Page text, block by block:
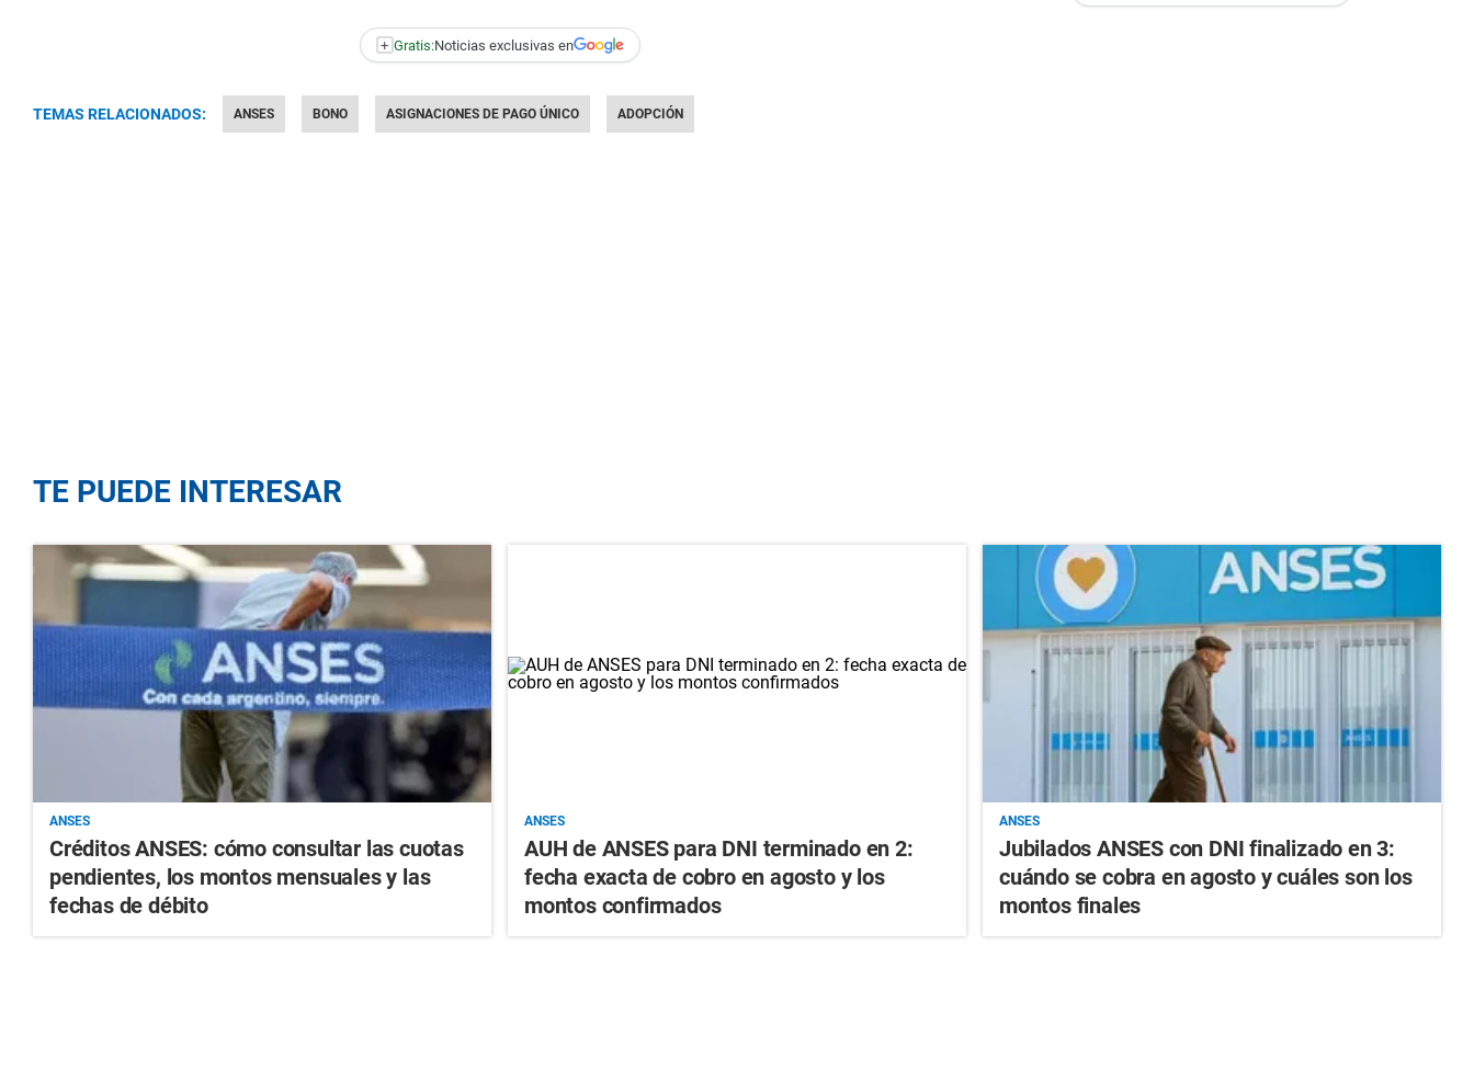
+ Gratis:Noticias exclusivas en
TEMAS RELACIONADOS: ANSES BONO ASIGNACIONES DE PAGO ÚNICO ADOPCIÓN
TE PUEDE INTERESAR
ANSES
Créditos ANSES: cómo consultar las cuotas
pendientes, los montos mensuales y las
fechas de débito
ANSES
AUH de ANSES para DNI terminado en 2:
fecha exacta de cobro en agosto y los
montos confirmados
ANSES
Jubilados ANSES con DNI finalizado en 3:
cuándo se cobra en agosto y cuáles son los
montos finales